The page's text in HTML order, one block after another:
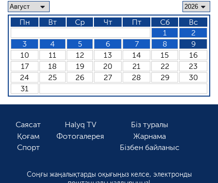
Пн Вт Ср Чт Пт Сб
Вс
1
2
3
4 5 6 7 8
9
10
11 12 13 14 15
16
17
18 19 20 21 22
23
24
25 26 27 28 29
30
31
Саясат
Қоғам
Спорт
Halyq TV
Фотогалерея
Біз туралы
Жарнама
Бізбен байланыс
Соңғы жаңалықтарды оқығыңыз келсе, электронды